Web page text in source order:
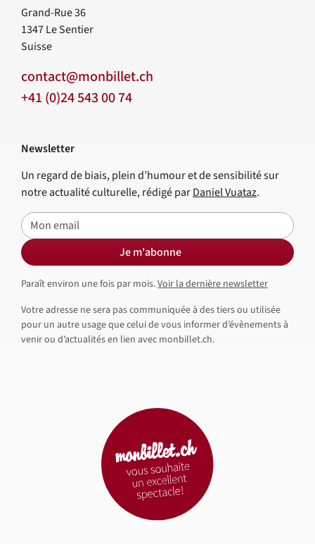
Grand-Rue 36
1347Le Sentier
Suisse
contact@monbillet.ch
+41 (0)24 543 00 74
Newsletter
Un regard de biais, plein d’humour et de sensibilité sur
notre actualité culturelle, rédigé parDaniel Vuataz.
E-mail
Je m'abonne
Paraît environ une fois par mois.Voir la dernière newsletter
Votre adresse ne sera pas communiquée à des tiers ou utilisée
pour un autre usage que celui de vous informer d’évènements à
venir ou d’actualités en lien avec monbillet.ch.